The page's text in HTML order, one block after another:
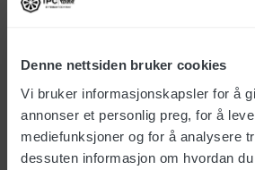
Denne nettsiden bruker cookies
Vi bruker informasjonskapsler for å
annonser et personlig preg, for å
mediefunksjoner og for å analysere
dessuten informasjon om hvordan
Alle priser eks. mva
Ta kontakt for mer informasjon